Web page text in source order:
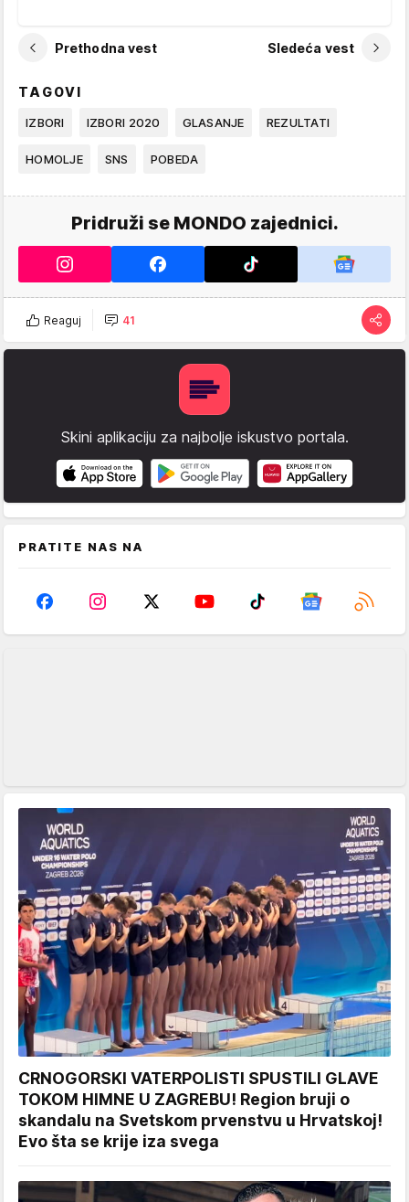
Prethodna vest Sledeća vest
TAGOVI
IZBORI IZBORI 2020 GLASANJE REZULTATI
HOMOLJE SNS POBEDA
Pridruži se MONDO zajednici.
Reaguj 41
Skini aplikaciju za najbolje iskustvo portala.
PRATITE NAS NA
CRNOGORSKI VATERPOLISTI SPUSTILI GLAVE
TOKOM HIMNE U ZAGREBU! Region bruji o
skandalu na Svetskom prvenstvu u Hrvatskoj!
Evo šta se krije iza svega